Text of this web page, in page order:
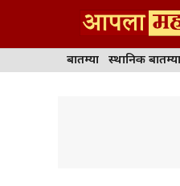
content
बातम्या स्थानिक बातम्या